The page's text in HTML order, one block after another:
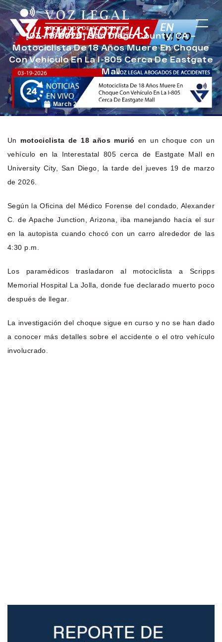
[03-19-2026] San Diego County, CA –
Motociclista De 18 Años Muere En Choque
Con Vehículo En La I-805 Cerca De Eastgate
Mall
March 24, 2026 Noticias de Accidentes
Un motociclista de 18 años murió en un choque con un
vehículo en la Interestatal 805 cerca de Eastgate Mall en
University City, San Diego, la tarde del jueves 19 de marzo
de 2026.
Según la Oficina del Médico Forense del condado, Alexander
C. de Apache Junction, Arizona, iba manejando hacia el sur
en la autopista cuando chocó con un carro alrededor de las
4:30 p.m.
Los paramédicos trasladaron al motociclista a Scripps
Memorial Hospital La Jolla, donde fue declarado muerto poco
después de llegar.
La investigación del choque sigue en curso y no se han dado
a conocer más detalles sobre el accidente o el otro vehículo
involucrado.